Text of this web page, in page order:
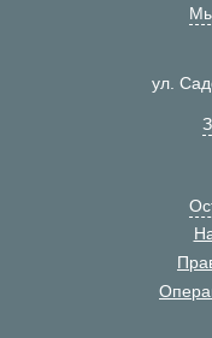
ул.